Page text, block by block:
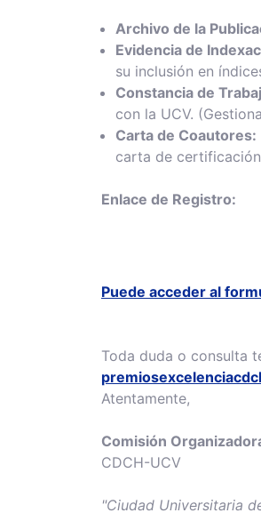
Archivo de la
Evidencia de
su inclusión en
Constancia de
con la UCV.
Carta de Coautores:
carta de
Enlace de Registro:
Puede acceder al
Toda duda o consulta
Atentamente,
Comisión
CDCH-UCV
"Ciudad Universitaria